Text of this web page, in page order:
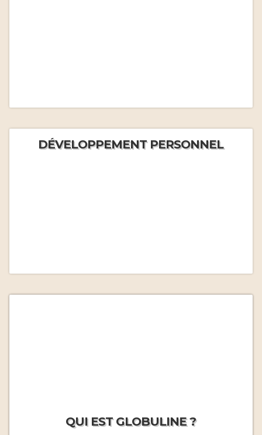
DÉVELOPPEMENT PERSONNEL
QUI EST GLOBULINE ?